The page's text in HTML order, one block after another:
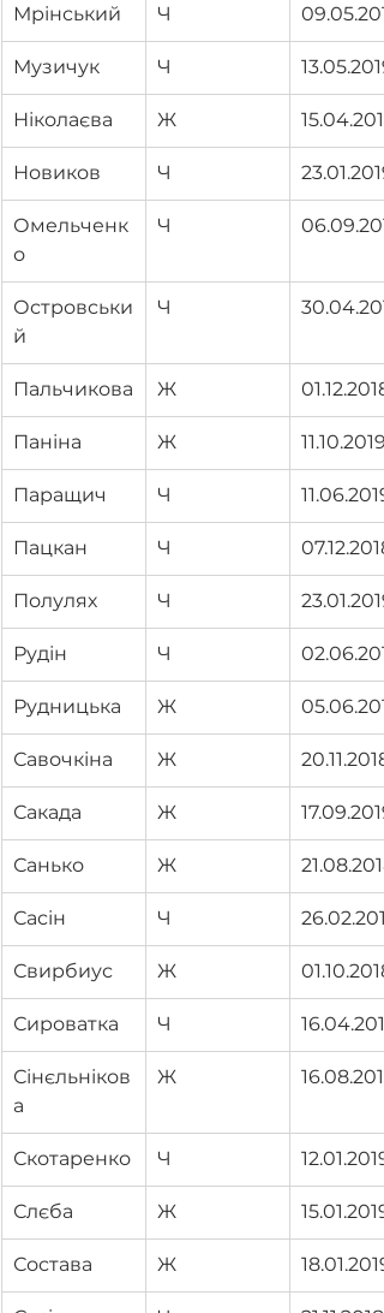
Мрінський Ч
Музичук Ч 13.05.2019
Ніколаєва Ж 15.04.2019
Новиков Ч 23.01.2019
Омельченк
о
Ч
Островськи
й
Ч
Пальчикова Ж 01.12.2018
Паніна Ж 11.10.2019
Паращич Ч 11.06.2019
Пацкан Ч 07.12.2018
Полулях Ч 23.01.2019
Рудін Ч
Рудницька Ж
Савочкіна Ж 20.11.2018
Сакада Ж 17.09.2019
Санько Ж 21.08.2018
Сасін Ч
Свирбиус Ж 01.10.2018
Сироватка Ч
Сінєльніков
а
Ж 16.08.2019
Скотаренко Ч 12.01.2019
Слєба Ж 15.01.2019
Состава Ж 18.01.2019